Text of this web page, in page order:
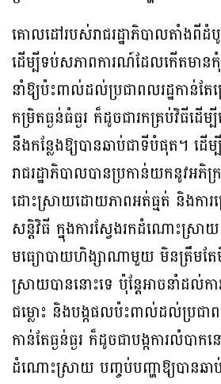
គោលដៅរបស់រាជរដ្ឋាភិបាលតាំងពី
ដើម្បីទប់សភាពការណ៍ដែលកើតមាន
នាំឱ្យប៉ះពាល់ដល់ប្រជាពលរដ្ឋកាន់តែ
កម្រិតធ្ងន់ធំធ្ងរ ក៏ដូចជារកគ្រប់វិធីដើ
នឹងកន្លែងឱ្យបានឆាប់ជាទីបំផុត។ ដ
រាជរដ្ឋាភិបាលបានប្រកាន់យកនូវអភិក្
ដោះស្រាយដោយភាពអត់ធ្មត់ និងការ
សន្តិវិធី ក្នុងការស្វែងរកដំណោះស្រាយ
មធ្យោបាយហិង្សាណាមួយ មិនត្រឹមត
ស្រាយបាននោះទេ ប៉ុន្តែអាចនាំដល់ក
ជម្លោះ និងបង្កផលប៉ះពាល់ដល់ប្រជាព
កាន់តែធ្ងន់ធ្ងរ ក៏ដូចជាបង្កការលំបាកន
ដំណោះស្រាយ បញ្ចប់បញ្ហាឱ្យបានឆា